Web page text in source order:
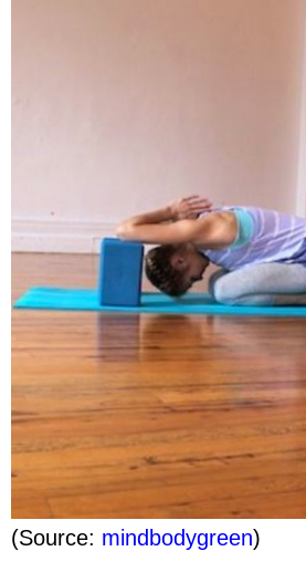
(Source: mindbodygreen)